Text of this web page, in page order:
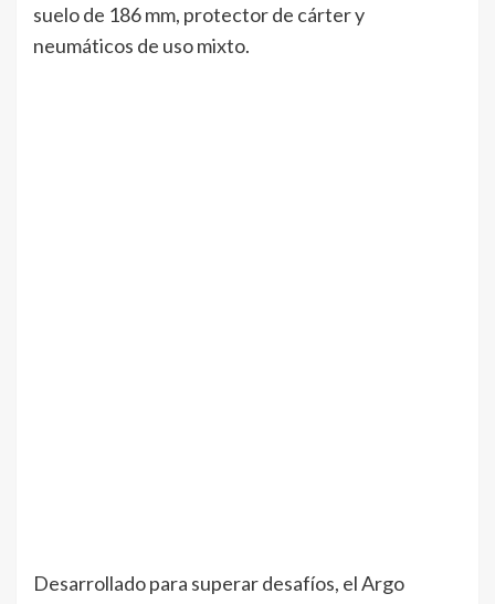
suelo de 186 mm, protector de cárter y
neumáticos de uso mixto.
Desarrollado para superar desafíos, el Argo